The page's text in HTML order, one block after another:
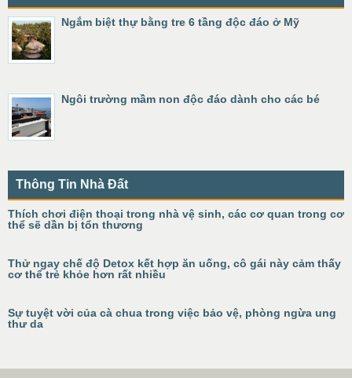
Ngắm biệt thự bằng tre 6 tầng độc đáo ở Mỹ
Ngôi trường mầm non độc đáo dành cho các bé
Thông Tin Nhà Đất
Thích chơi điện thoại trong nhà vệ sinh, các cơ quan trong cơ
thể sẽ dần bị tổn thương
Thử ngay chế độ Detox kết hợp ăn uống, cô gái này cảm thấy
cơ thể trẻ khỏe hơn rất nhiều
Sự tuyệt vời của cà chua trong việc bảo vệ, phòng ngừa ung
thư da